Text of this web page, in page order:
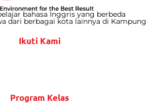
bahasa Inggris yang berbeda
dari berbagai kota lainnya di Kampung
Ikuti Kami
Program Kelas